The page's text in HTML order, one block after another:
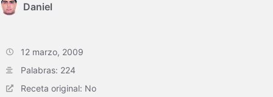
Daniel
12 marzo, 2009
Palabras: 224
Receta original: No